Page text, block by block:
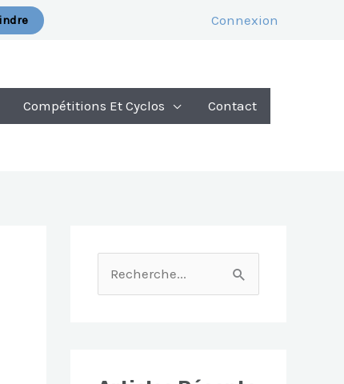
Connexion
Compétitions Et Cyclos Contact
E